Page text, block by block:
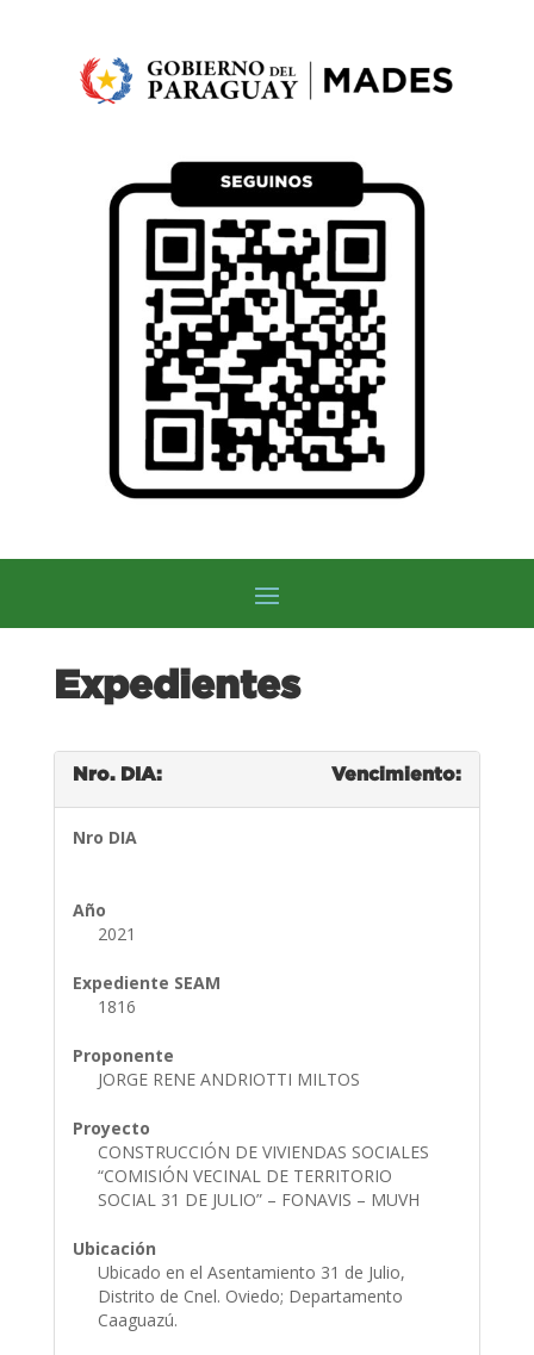
Expedientes
Nro. DIA: Vencimiento:
Nro DIA
Año
2021
Expediente SEAM
1816
Proponente
JORGE RENE ANDRIOTTI MILTOS
Proyecto
CONSTRUCCIÓN DE VIVIENDAS SOCIALES
“COMISIÓN VECINAL DE TERRITORIO
SOCIAL 31 DE JULIO” – FONAVIS – MUVH
Ubicación
Ubicado en el Asentamiento 31 de Julio,
Distrito de Cnel. Oviedo; Departamento
Caaguazú.